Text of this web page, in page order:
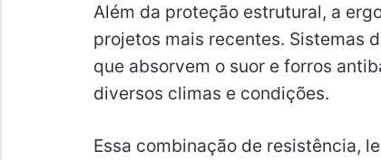
Além da proteção estrutural, a
projetos mais recentes. Sistemas
que absorvem o suor e forros
diversos climas e condições.
Essa combinação de resistência,